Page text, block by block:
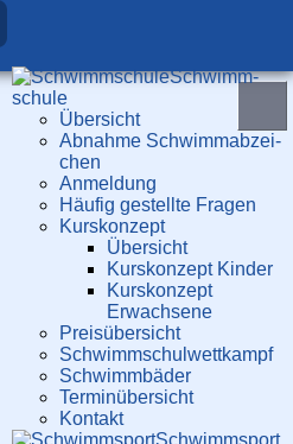
Schwimm­
schule
Übersicht
Ab­nah­me Schwimm­ab­zei­
chen
Anmeldung
Häufig gestellte Fragen
Kurs­konzept
Übersicht
Kurskonzept Kinder
Kurskonzept
Erwachsene
Preis­über­sicht
Schwimm­schul­wett­kampf
Schwimm­bäder
Terminübersicht
Kontakt
Schwimm­sport